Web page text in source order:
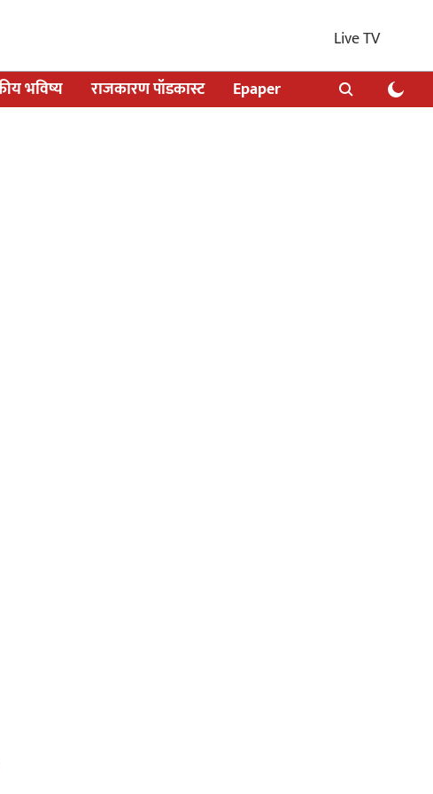
Live TV
भविष्य राजकारण पॉडकास्ट Epaper